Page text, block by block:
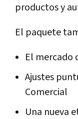
productos y
El paquete
El mercado
Ajustes
Comercial
Una nueva